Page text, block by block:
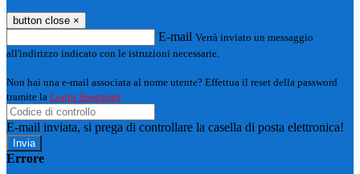
button close ×
E-mail Verrà inviato un messaggio
all'indirizzo indicato con le istruzioni necessarie.
Non hai una e-mail associata al nome utente? Effettua il reset della password
tramite la Login Spaggiari
E-mail inviata, si prega di controllare la casella di posta elettronica!
Errore